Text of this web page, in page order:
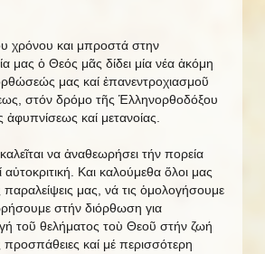
χρόνου και μπροστά στην
μας ὁ Θεός μᾶς δίδει μία νέα ἀκόμη
μας καί ἐπανεντροχιασμοῦ
στόν δρόμο τῆς Ἑλληνορθοδόξου
καί μετανοίας.
να ἀναθεωρήσει τήν πορεία
Και καλούμεθα ὅλοι μας
παραλείψεις μας, νά τις ὁμολογήσουμε
στήν διόρθωση για
τοῦ θελήματος τοὺ Θεοῦ στήν ζωή
προσπάθειες καί μέ περισσότερη